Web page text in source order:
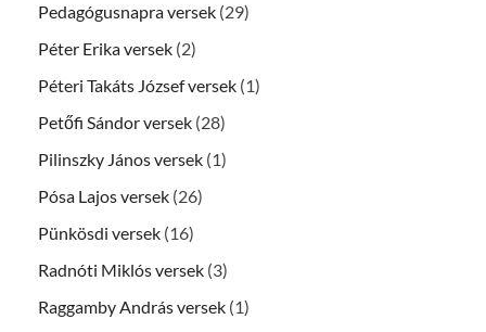
Pedagógusnapra versek (29)
Péter Erika versek (2)
Péteri Takáts József versek (1)
Petőfi Sándor versek (28)
Pilinszky János versek (1)
Pósa Lajos versek (26)
Pünkösdi versek (16)
Radnóti Miklós versek (3)
Raggamby András versek (1)